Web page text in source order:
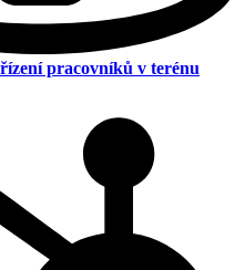
pracovníků v terénu